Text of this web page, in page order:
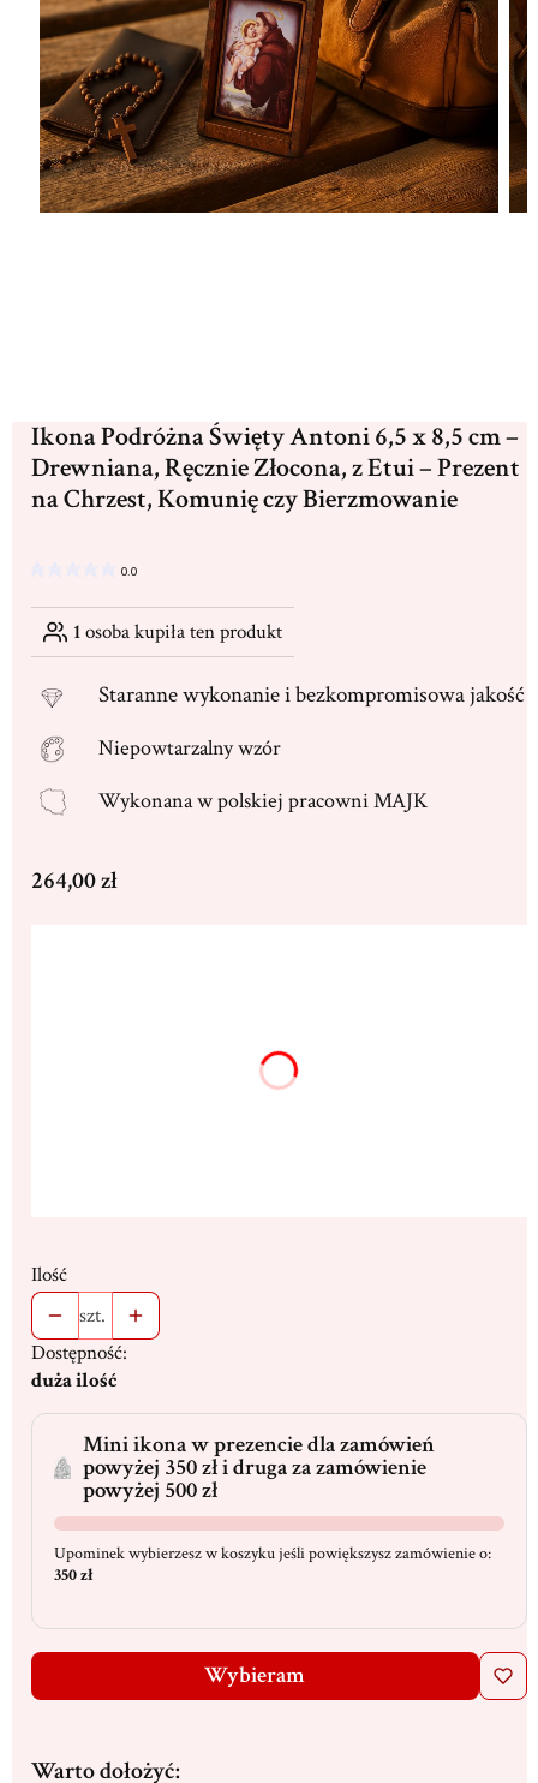
Ikona Podróżna Święty Antoni 6,5 x 8,5 cm –
Drewniana, Ręcznie Złocona, z Etui – Prezent
na Chrzest, Komunię czy Bierzmowanie
0.0
1osoba kupiła ten produkt
Starannewykonanie i bezkompromisowa jakość
Niepowtarzalny wzór
Wykonana wpolskiej pracowni MAJK
Cena
264,00 zł
Dedykacja max. 250 znaków(+16,00 zł)
Ilość
szt.
Dostępność:
duża ilość
Mini ikona w prezencie dla zamówień
powyżej 350 zł i druga za zamówienie
powyżej 500 zł
Upominek wybierzesz w koszyku jeśli powiększysz zamówienie o:
350 zł
Wybieram
Warto dołożyć: